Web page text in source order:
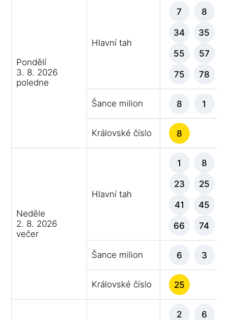
Pondělí
3. 8. 2026
poledne
Hlavní tah
7 8
34 35
55 57
75 78
Šance milion 8 1
Královské číslo 8
Neděle
2. 8. 2026
večer
Hlavní tah
1 8
23 25
41 45
66 74
Šance milion 6 3
Královské číslo 25
2 6